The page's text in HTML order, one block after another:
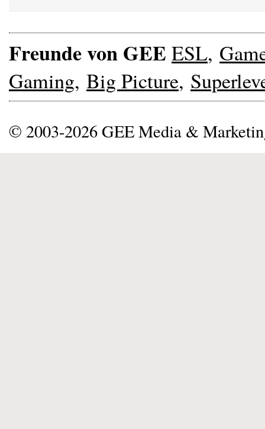
Freunde von GEE ESL,
Gaming, Big Picture,
© 2003-2026 GEE Media &